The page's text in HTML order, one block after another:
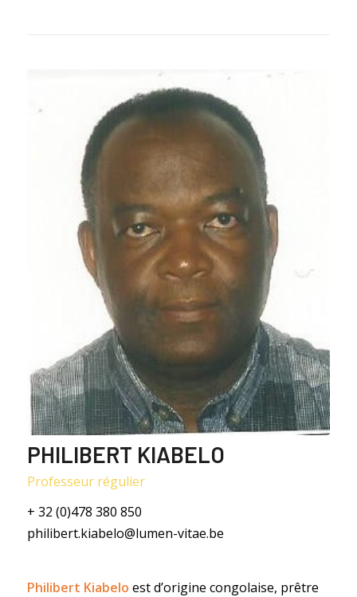
PHILIBERT KIABELO
Professeur régulier
+ 32 (0)478 380 850
philibert.kiabelo@lumen-vitae.be
Philibert Kiabelo est d’origine congolaise, prêtre